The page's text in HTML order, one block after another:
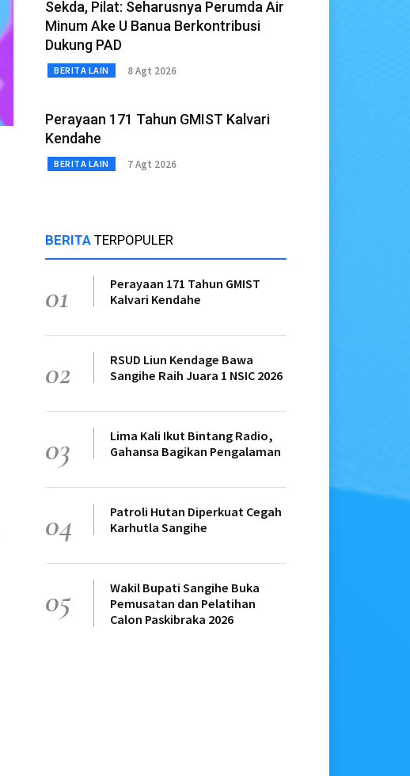
Sekda, Pilat: Seharusnya Perumda Air
Minum Ake U Banua Berkontribusi
Dukung PAD
BERITA LAIN 8 Agt 2026
Perayaan 171 Tahun GMIST Kalvari
Kendahe
BERITA LAIN 7 Agt 2026
BERITA TERPOPULER
01
Perayaan 171 Tahun GMIST
Kalvari Kendahe
02
RSUD Liun Kendage Bawa
Sangihe Raih Juara 1 NSIC 2026
03
Lima Kali Ikut Bintang Radio,
Gahansa Bagikan Pengalaman
04
Patroli Hutan Diperkuat Cegah
Karhutla Sangihe
05
Wakil Bupati Sangihe Buka
Pemusatan dan Pelatihan
Calon Paskibraka 2026